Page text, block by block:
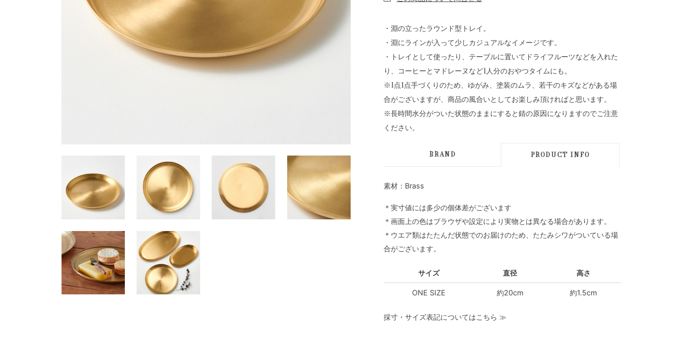
・淵の立ったラウンド型トレイ。
・淵にラインが入って少しカジュアルなイメージです。
・トレイとして使ったり、テーブルに置いてドライフルーツなどを入れた
り、コーヒーとマドレーヌなど1人分のおやつタイムにも。
※1点1点手づくりのため、ゆがみ、塗装のムラ、若干のキズなどがある場
合がございますが、商品の風合いとしてお楽しみ頂ければと思います。
※長時間水分がついた状態のままにすると錆の原因になりますのでご注意
ください。
BRAND PRODUCT INFO
素材：Brass
＊実寸値には多少の個体差がございます
＊画面上の色はブラウザや設定により実物とは異なる場合があります。
＊ウエア類はたたんだ状態でのお届けのため、たたみシワがついている場
合がございます。
サイズ 直径 高さ
ONE SIZE 約20cm 約1.5cm
採寸・サイズ表記についてはこちら ≫